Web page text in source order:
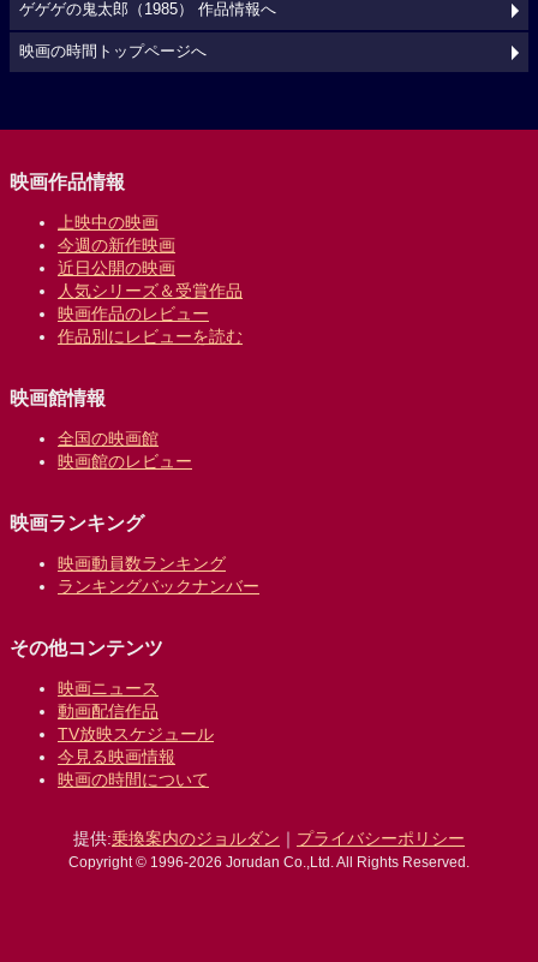
ゲゲゲの鬼太郎（1985） 作品情報へ
映画の時間トップページへ
映画作品情報
上映中の映画
今週の新作映画
近日公開の映画
人気シリーズ＆受賞作品
映画作品のレビュー
作品別にレビューを読む
映画館情報
全国の映画館
映画館のレビュー
映画ランキング
映画動員数ランキング
ランキングバックナンバー
その他コンテンツ
映画ニュース
動画配信作品
TV放映スケジュール
今見る映画情報
映画の時間について
提供:乗換案内のジョルダン ｜ プライバシーポリシー
Copyright © 1996-2026 Jorudan Co.,Ltd. All Rights Reserved.